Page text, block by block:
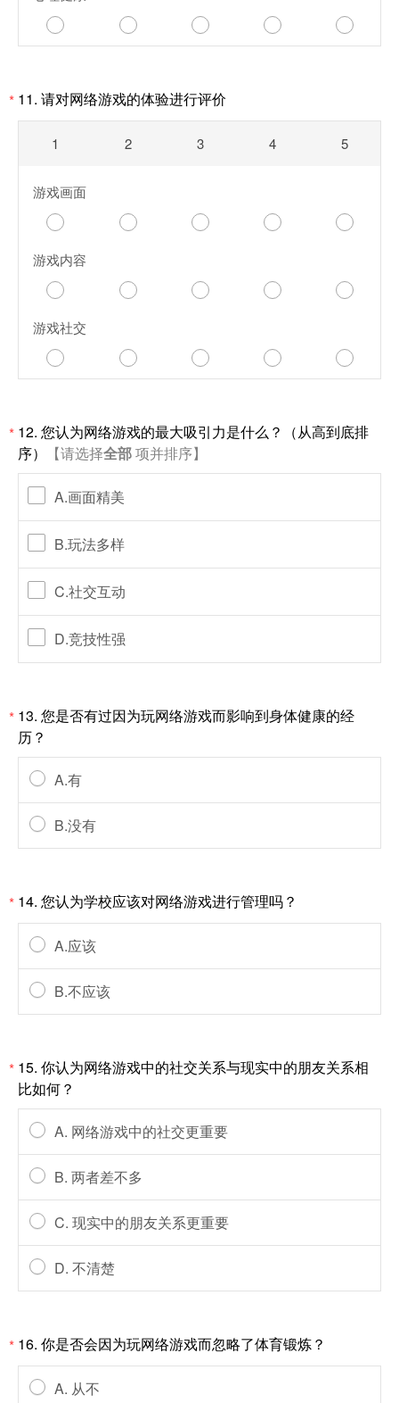
* 11. 请对网络游戏的体验进行评价
1 2 3 4 5
游戏画面
游戏内容
游戏社交
* 12. 您认为网络游戏的最大吸引力是什么？（从高到底排
序）
【请选择全部项并排序】
A.画面精美
B.玩法多样
C.社交互动
D.竞技性强
* 13. 您是否有过因为玩网络游戏而影响到身体健康的经
历？
A.有
B.没有
* 14. 您认为学校应该对网络游戏进行管理吗？
A.应该
B.不应该
* 15. 你认为网络游戏中的社交关系与现实中的朋友关系相
比如何？
A. 网络游戏中的社交更重要
B. 两者差不多
C. 现实中的朋友关系更重要
D. 不清楚
* 16. 你是否会因为玩网络游戏而忽略了体育锻炼？
A. 从不